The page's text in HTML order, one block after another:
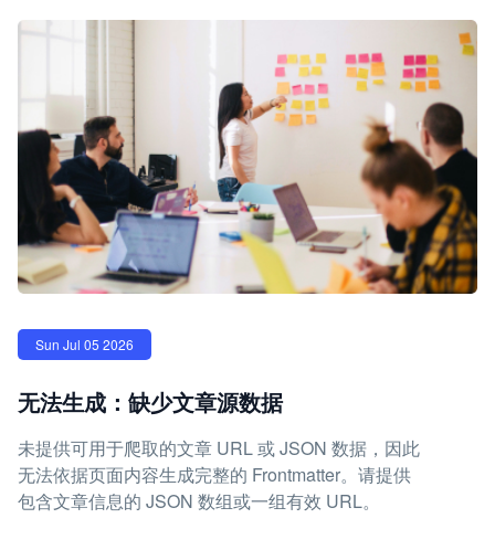
Sun Jul 05 2026
无法生成：缺少文章源数据
未提供可用于爬取的文章 URL 或 JSON 数据，因此
无法依据页面内容生成完整的 Frontmatter。请提供
包含文章信息的 JSON 数组或一组有效 URL。